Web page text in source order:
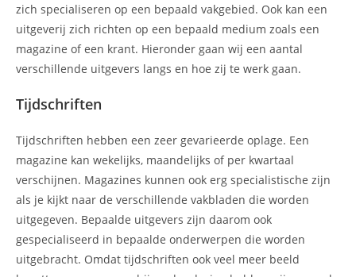
zich specialiseren op een bepaald vakgebied. Ook kan een
uitgeverij zich richten op een bepaald medium zoals een
magazine of een krant. Hieronder gaan wij een aantal
verschillende uitgevers langs en hoe zij te werk gaan.
Tijdschriften
Tijdschriften hebben een zeer gevarieerde oplage. Een
magazine kan wekelijks, maandelijks of per kwartaal
verschijnen. Magazines kunnen ook erg specialistische zijn
als je kijkt naar de verschillende vakbladen die worden
uitgegeven. Bepaalde uitgevers zijn daarom ook
gespecialiseerd in bepaalde onderwerpen die worden
uitgebracht. Omdat tijdschriften ook veel meer beeld